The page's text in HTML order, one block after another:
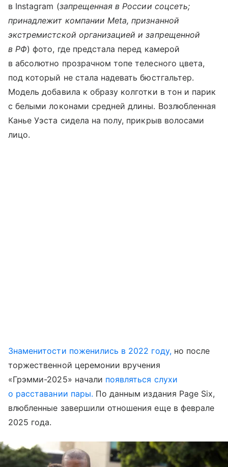
в Instagram (запрещенная в России соцсеть;
принадлежит компании Meta, признанной
экстремистской организацией и запрещенной
в РФ) фото, где предстала перед камерой
в абсолютно прозрачном топе телесного цвета,
под который не стала надевать бюстгальтер.
Модель добавила к образу колготки в тон и парик
с белыми локонами средней длины. Возлюбленная
Канье Уэста сидела на полу, прикрыв волосами
лицо.
Знаменитости поженились в 2022 году,но после
торжественной церемонии вручения
«Грэмми-2025» начали появляться слухи
о расставании пары. По данным издания Page Six,
влюбленные завершили отношения еще в феврале
2025 года.